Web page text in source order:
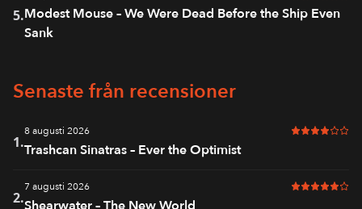
5.Modest Mouse – We Were Dead Before the Ship Even
Sank
Senaste från recensioner
1.
8 augusti 2026 4 av 6 i
Trashcan Sinatras – Ever the Optimist
2.
7 augusti 2026 5 av 6 i